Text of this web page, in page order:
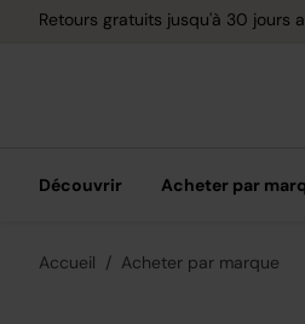
Options de paiement flexible
Découvrir Acheter par
Accueil Acheter par marque